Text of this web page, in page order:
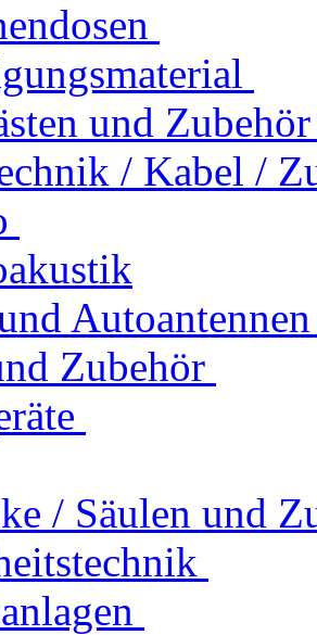
und Zubehör
/ Kabel /
Autoantennen
Zubehör
/ Säulen und